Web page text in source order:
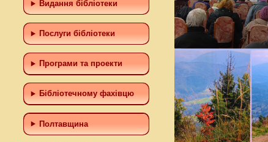
Видання бібліотеки
Послуги бібліотеки
Програми та проекти
Бiблiотечному фахiвцю
Полтавщина